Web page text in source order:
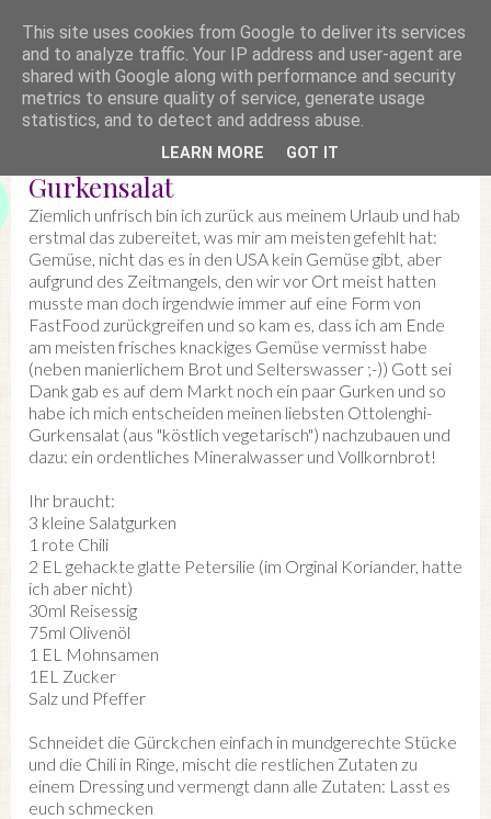
Gurkensalat
Ziemlich unfrisch bin ich zurück aus meinem Urlaub und hab
erstmal das zubereitet, was mir am meisten gefehlt hat:
Gemüse, nicht das es in den USA kein Gemüse gibt, aber
aufgrund des Zeitmangels, den wir vor Ort meist hatten
musste man doch irgendwie immer auf eine Form von
FastFood zurückgreifen und so kam es, dass ich am Ende
am meisten frisches knackiges Gemüse vermisst habe
(neben manierlichem Brot und Selterswasser ;-)) Gott sei
Dank gab es auf dem Markt noch ein paar Gurken und so
habe ich mich entscheiden meinen liebsten Ottolenghi-
Gurkensalat (aus "köstlich vegetarisch") nachzubauen und
dazu: ein ordentliches Mineralwasser und Vollkornbrot!
Ihr braucht:
3 kleine Salatgurken
1 rote Chili
2 EL gehackte glatte Petersilie (im Orginal Koriander, hatte
ich aber nicht)
30ml Reisessig
75ml Olivenöl
1 EL Mohnsamen
1EL Zucker
Salz und Pfeffer
Schneidet die Gürckchen einfach in mundgerechte Stücke
und die Chili in Ringe, mischt die restlichen Zutaten zu
einem Dressing und vermengt dann alle Zutaten: Lasst es
euch schmecken
This site uses cookies from Google to deliver its services
and to analyze traffic. Your IP address and user-agent are
shared with Google along with performance and security
metrics to ensure quality of service, generate usage
statistics, and to detect and address abuse.
LEARN MORE GOT IT